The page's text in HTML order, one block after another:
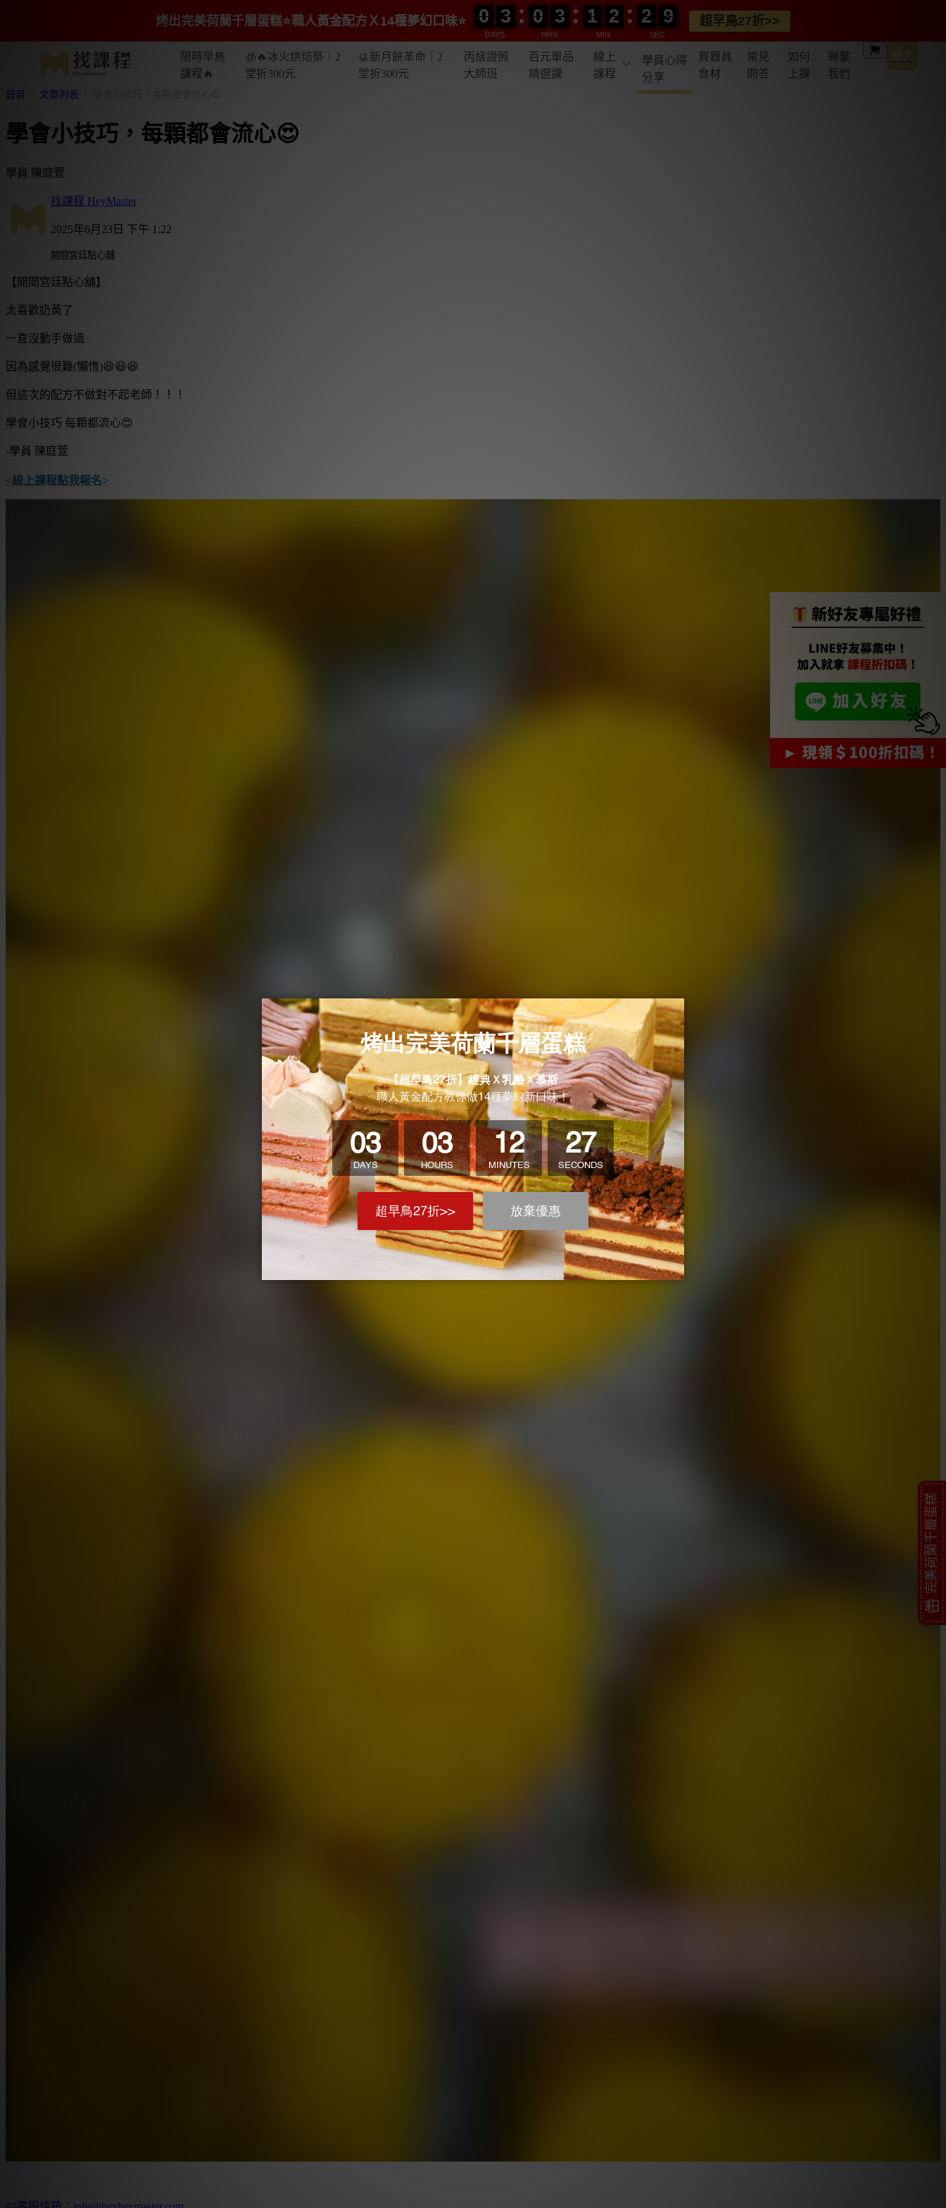
限時早鳥
課程🔥
🧊🔥冰火烘焙祭｜2
堂折300元
🥮新月餅革命｜2
堂折300元
丙級證照
大師班
百元單品
精選課
線上
課程
學員心得
分享
買器具
食材
常見
問答
如何
上課
聯繫
我們
首頁 文章列表
學會小技巧，每顆都會流心😍
學員 陳庭萱
找課程 HeyMaster
2025年6月23日 下午 1:22
開間宮廷點心舖
【開間宮廷點心舖】
太喜歡奶黃了
一直沒動手做過
因為感覺很難(懶惰)😆😆😆
但這次的配方不做對不起老師！！！
學會小技巧 每顆都流心😍
-學員 陳庭萱
<線上課程點我報名>
烤出完美荷蘭千層蛋糕⭐️職人黃金配方Ｘ14種夢幻口味⭐️
DAYS
0
0
0
0 3
3
3
3
HRS
0
0
0
0 3
3
3
3
MIN
1
1
1
1 2
2
2
2
SEC
2
2
2
2 0
0
7
7
7
7 超早鳥27折>>
完美荷蘭千層蛋糕